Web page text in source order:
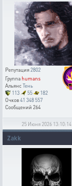
Репутация2802
Группаhumans
АльянсТень
113
55
182
Очков41 348 557
Сообщений 264
25 Июня 2026 13:10:14
Zakk